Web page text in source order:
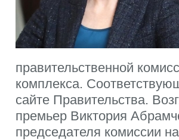
правительственной
комплекса.
сайте Правительства.
премьер Виктория
председателя комиссии